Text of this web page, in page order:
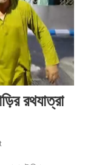
রথযাত্রা
On